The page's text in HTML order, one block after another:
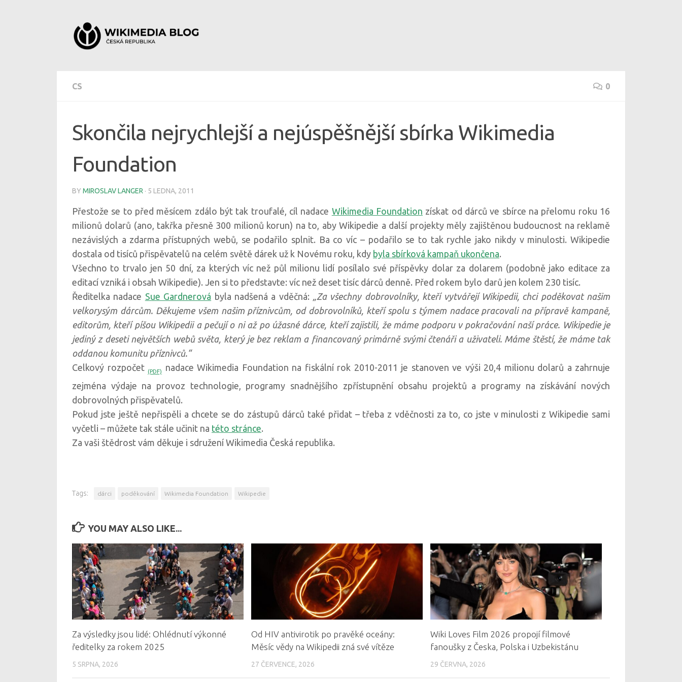
CS 0
Skončila nejrychlejší a nejúspěšnější sbírka Wikimedia
Foundation
BY MIROSLAV LANGER · 5 LEDNA, 2011
Přestože se to před měsícem zdálo být tak troufalé, cíl nadace Wikimedia Foundation získat od dárců ve sbírce na přelomu roku 16
milionů dolarů (ano, takřka přesně 300 milionů korun) na to, aby Wikipedie a další projekty měly zajištěnou budoucnost na reklamě
nezávislých a zdarma přístupných webů, se podařilo splnit. Ba co víc – podařilo se to tak rychle jako nikdy v minulosti. Wikipedie
dostala od tisíců přispěvatelů na celém světě dárek už k Novému roku, kdy byla sbírková kampaň ukončena.
Všechno to trvalo jen 50 dní, za kterých víc než půl milionu lidí posílalo své příspěvky dolar za dolarem (podobně jako editace za
editací vzniká i obsah Wikipedie). Jen si to představte: víc než deset tisíc dárců denně. Před rokem bylo darů jen kolem 230 tisíc.
Ředitelka nadace Sue Gardnerová byla nadšená a vděčná:
„Za všechny dobrovolníky, kteří vytvářejí Wikipedii, chci poděkovat našim
velkorysým dárcům. Děkujeme všem našim příznivcům, od dobrovolníků, kteří spolu s týmem nadace pracovali na přípravě kampaně,
editorům, kteří píšou Wikipedii a pečují o ni až po úžasné dárce, kteří zajistili, že máme podporu v pokračování naší práce. Wikipedie je
jediný z deseti největších webů světa, který je bez reklam a financovaný primárně svými čtenáři a uživateli. Máme štěstí, že máme tak
oddanou komunitu příznivců.“
Celkový rozpočet (PDF)
nadace Wikimedia Foundation na fiskální rok 2010-2011 je stanoven ve výši 20,4 milionu dolarů a zahrnuje
zejména výdaje na provoz technologie, programy snadnějšího zpřístupnění obsahu projektů a programy na získávání nových
dobrovolných přispěvatelů.
Pokud jste ještě nepřispěli a chcete se do zástupů dárců také přidat – třeba z vděčnosti za to, co jste v minulosti z Wikipedie sami
vyčetli – můžete tak stále učinit na této stránce.
Za vaši štědrost vám děkuje i sdružení Wikimedia Česká republika.
Tags: dárci poděkování Wikimedia Foundation Wikipedie
YOU MAY ALSO LIKE...
Za výsledky jsou lidé: Ohlédnutí výkonné
ředitelky za rokem 2025
5 SRPNA, 2026
Od HIV antivirotik po pravěké oceány:
Měsíc vědy na Wikipedii zná své vítěze
27 ČERVENCE, 2026
Wiki Loves Film 2026 propojí filmové
fanoušky z Česka, Polska i Uzbekistánu
29 ČERVNA, 2026